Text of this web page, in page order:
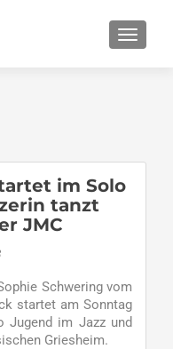
im Solo
tanzt
JMC
Schwering vom
startet am Sonntag
Jugend im Jazz und
Griesheim.